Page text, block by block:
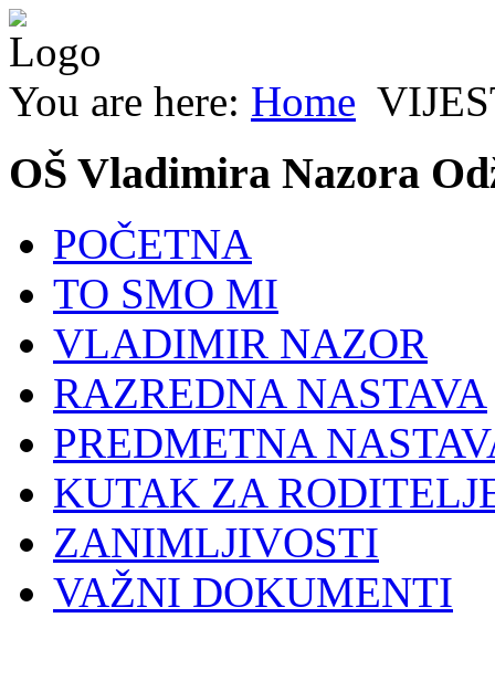
You are here: Home
OŠ Vladimira Nazora
POČETNA
TO SMO MI
VLADIMIR NAZOR
RAZREDNA NASTAVA
PREDMETNA
KUTAK ZA
ZANIMLJIVOSTI
VAŽNI DOKUMENTI